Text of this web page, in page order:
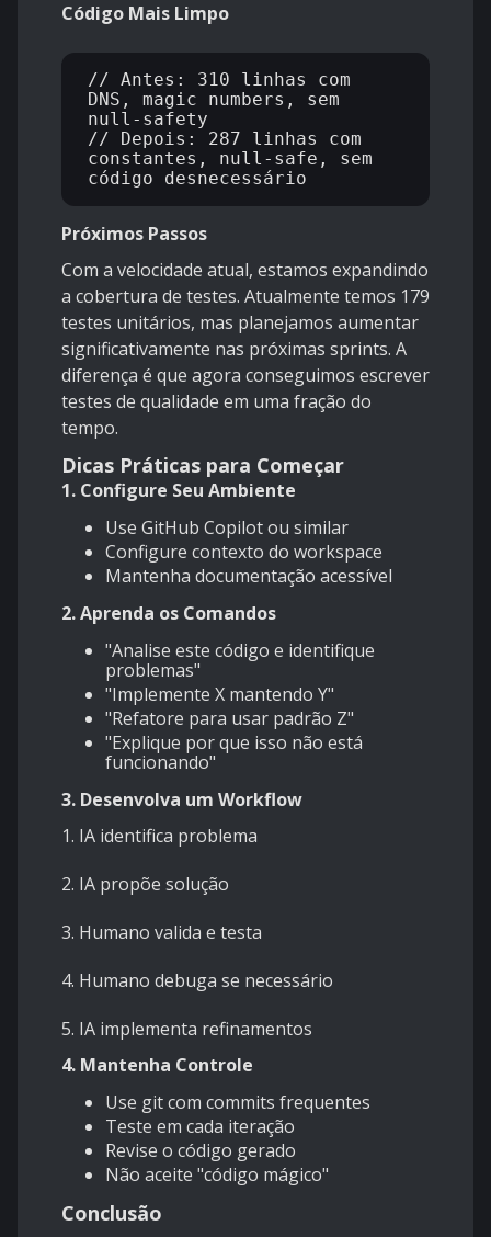
Código Mais Limpo
// Antes: 310 linhas com
DNS, magic numbers, sem
null-safety
// Depois: 287 linhas com
constantes, null-safe, sem
Próximos Passos
Com a velocidade atual, estamos expandindo
a cobertura de testes. Atualmente temos 179
testes unitários, mas planejamos aumentar
significativamente nas próximas sprints. A
diferença é que agora conseguimos escrever
testes de qualidade em uma fração do
tempo.
Dicas Práticas para Começar
1. Configure Seu Ambiente
Use GitHub Copilot ou similar
Configure contexto do workspace
Mantenha documentação acessível
2. Aprenda os Comandos
"Analise este código e identifique
problemas"
"Implemente X mantendo Y"
"Refatore para usar padrão Z"
"Explique por que isso não está
funcionando"
3. Desenvolva um Workflow
1. IA identifica problema
2. IA propõe solução
3. Humano valida e testa
4. Humano debuga se necessário
5. IA implementa refinamentos
4. Mantenha Controle
Use git com commits frequentes
Teste em cada iteração
Revise o código gerado
Não aceite "código mágico"
Conclusão